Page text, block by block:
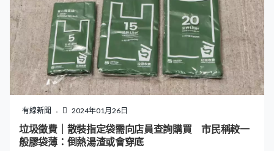
供給住戶試用的模擬指定袋。重申垃圾徵費實施後，市民
不能以模擬指定袋棄置垃圾，否則會觸犯相關法例。署方
已轉交海關跟進調查。
有線新聞 2024年01月26日
垃圾徵費｜散裝指定袋需向店員查詢購買 市民稱較一
般膠袋薄：倒熱湯渣或會穿底